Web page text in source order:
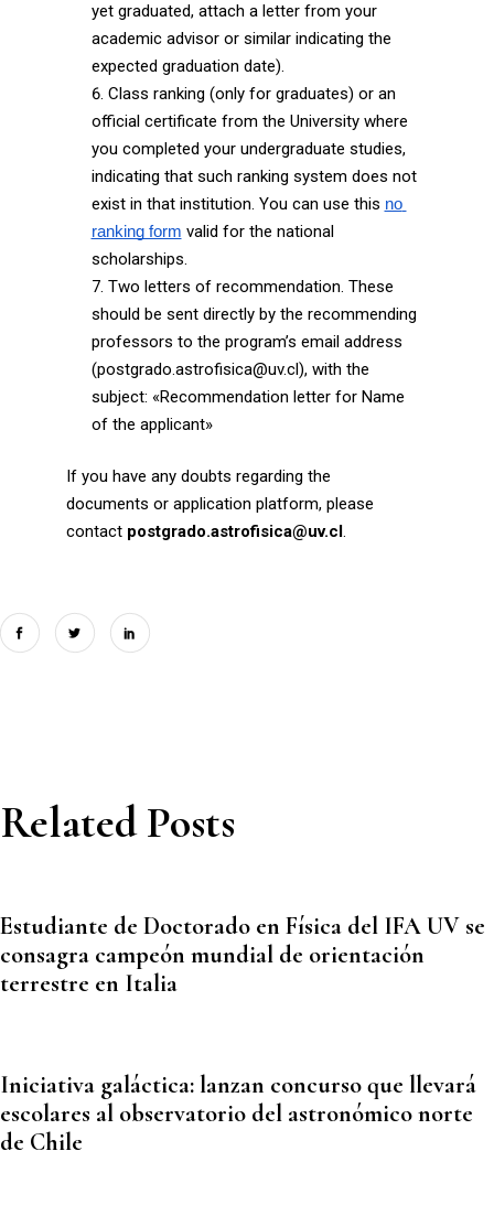
yet graduated, attach a letter from your
academic advisor or similar indicating the
expected graduation date).
Class ranking (only for graduates) or an
official certificate from the University where
you completed your undergraduate studies,
indicating that such ranking system does not
exist in that institution. You can use this no
ranking form valid for the national
scholarships.
Two letters of recommendation. These
should be sent directly by the recommending
professors to the program’s email address
(postgrado.astrofisica@uv.cl), with the
subject: «Recommendation letter for Name
of the applicant»
If you have any doubts regarding the
documents or application platform, please
contact postgrado.astrofisica@uv.cl.
Related Posts
Estudiante de Doctorado en Física del IFA UV se
consagra campeón mundial de orientación
terrestre en Italia
Iniciativa galáctica: lanzan concurso que llevará
escolares al observatorio del astronómico norte
de Chile